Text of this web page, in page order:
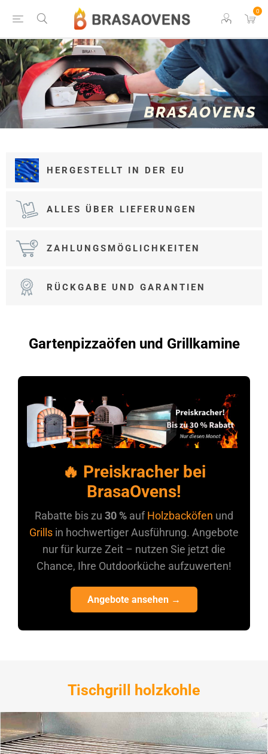
0
HERGESTELLT IN DER EU
ALLES ÜBER LIEFERUNGEN
ZAHLUNGSMÖGLICHKEITEN
RÜCKGABE UND GARANTIEN
Gartenpizzaöfen und Grillkamine
🔥 Preiskracher bei
BrasaOvens!
Rabatte bis zu 30 % aufHolzbacköfen und
Grills in hochwertiger Ausführung. Angebote
nur für kurze Zeit – nutzen Sie jetzt die
Chance, Ihre Outdoorküche aufzuwerten!
Angebote ansehen →
Tischgrill holzkohle